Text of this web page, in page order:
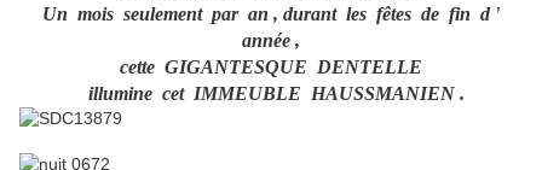
Un mois seulement par an , durant les fêtes de fin d '
année ,
cette GIGANTESQUE DENTELLE
illumine cet IMMEUBLE HAUSSMANIEN .